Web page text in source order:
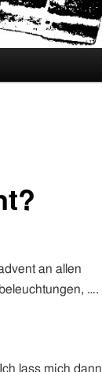
an allen
….
lass mich dann